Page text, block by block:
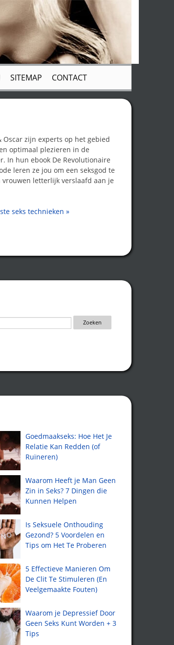
SITEMAP CONTACT
Oscar zijn experts op het gebied
optimaal plezieren in de
In hun ebook De Revolutionaire
leren ze jou om een seksgod te
vrouwen letterlijk verslaafd aan je
seks technieken »
Goedmaakseks: Hoe Het Je
Relatie Kan Redden (of
Ruïneren)
Waarom Heeft je Man Geen
Zin in Seks? 7 Dingen die
Kunnen Helpen
Is Seksuele Onthouding
Gezond? 5 Voordelen en
Tips om Het Te Proberen
5 Effectieve Manieren Om
De Clit Te Stimuleren (En
Veelgemaakte Fouten)
Waarom je Depressief Door
Geen Seks Kunt Worden + 3
Tips